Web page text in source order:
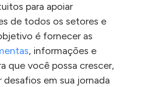
para apoiar
de todos os setores e
é fornecer as
, informações e
que você possa crescer,
desafios em sua jornada